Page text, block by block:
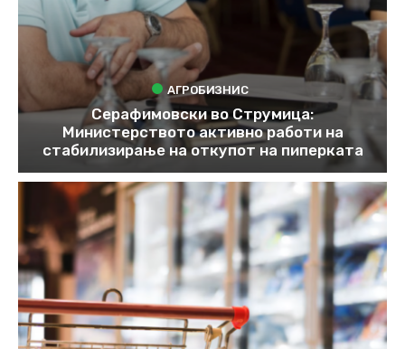
АГРОБИЗНИС
Серафимовски во Струмица:
Министерството активно работи на
стабилизирање на откупот на пиперката